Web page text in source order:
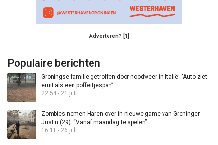
Adverteren? [1]
Populaire berichten
Groningse familie getroffen door noodweer in Italië: “Auto ziet
eruit als een poffertjespan”
22:54 - 21 juli
Zombies nemen Haren over in nieuwe game van Groninger
Justin (29): “Vanaf maandag te spelen”
16:11 - 26 juli